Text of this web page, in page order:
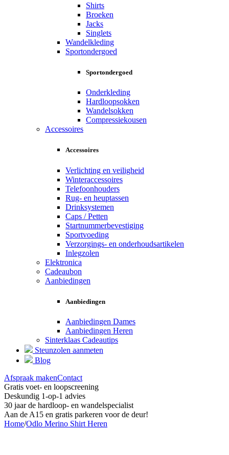
Shirts
Broeken
Jacks
Singlets
Wandelkleding
Sportondergoed
Sportondergoed
Onderkleding
Hardloopsokken
Wandelsokken
Compressiekousen
Accessoires
Accessoires
Verlichting en veiligheid
Winteraccessoires
Telefoonhouders
Rug- en heuptassen
Drinksystemen
Caps / Petten
Startnummerbevestiging
Sportvoeding
Verzorgings- en onderhoudsartikelen
Inlegzolen
Elektronica
Cadeaubon
Aanbiedingen
Aanbiedingen
Aanbiedingen Dames
Aanbiedingen Heren
Sinterklaas Cadeautips
Steunzolen aanmeten
Blog
Afspraak makenContact
Gratis voet- en loopscreening
Deskundig 1-op-1 advies
30 jaar de hardloop- en wandelspecialist
Aan de A15 en gratis parkeren voor de deur!
Home/Odlo Merino Shirt Heren